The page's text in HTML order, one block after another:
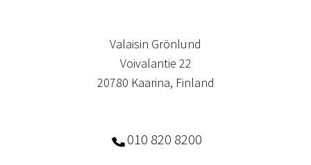
Valaisin Grönlund
Voivalantie 22
20780 Kaarina, Finland
010 820 8200